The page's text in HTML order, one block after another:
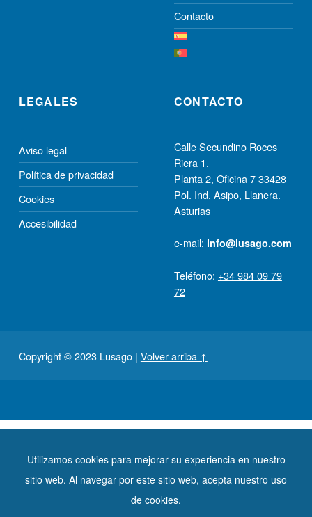
Contacto
LEGALES
Aviso legal
Política de privacidad
Cookies
Accesibilidad
CONTACTO
Calle Secundino Roces
Riera 1,
Planta 2, Oﬁcina 7 33428
Pol. Ind. Asipo, Llanera.
Asturias
e-mail: info@lusago.com
Teléfono: +34 984 09 79
72
Copyright © 2023 Lusago | Volver arriba ↑
Utilizamos cookies para mejorar su experiencia en nuestro
sitio web. Al navegar por este sitio web, acepta nuestro uso
de cookies.